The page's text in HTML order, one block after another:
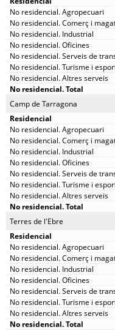
Camp de Tarragona
Terres de l'Ebre